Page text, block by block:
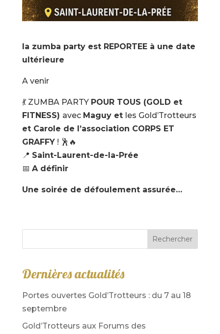
la zumba party est REPORTEE à une date
ultérieure
A venir
💃 ZUMBA PARTY POUR TOUS (GOLD et
FITNESS) avec Maguy et les Gold’Trotteurs
et Carole de l’association CORPS ET
GRAFFY! 🕺🔥
📍 Saint-Laurent-de-la-Prée
📅 A définir
Une soirée de défoulement assurée…
Rechercher
Dernières actualités
Portes ouvertes Gold’Trotteurs : du 7 au 18
septembre
Gold’Trotteurs aux Forums des